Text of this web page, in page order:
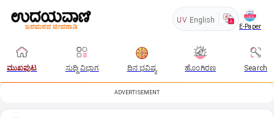
UV English
E-Paper
ಮುಖಪುಟ ಸುದ್ದಿ ವಿಭಾಗ ದಿನ ಭವಿಷ್ಯ ಹೊಂಗಿರಣ Search
ADVERTISEMENT